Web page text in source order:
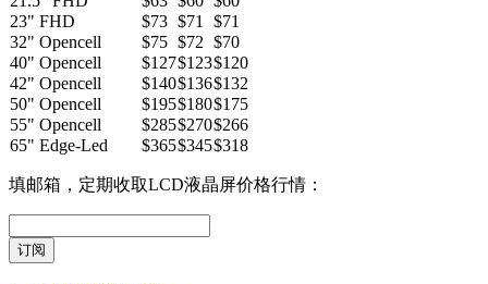
23" FHD
$73 $71
$71
32" Opencell
$75 $72 $70
40" Opencell
$127$123$120
42" Opencell
$140$136$132
50" Opencell
$195$180$175
55" Opencell
$285$270$266
65" Edge-Led
$365$345$318
填邮箱，定期收取LCD液晶屏价格行情：